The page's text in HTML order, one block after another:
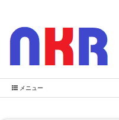
メニュー